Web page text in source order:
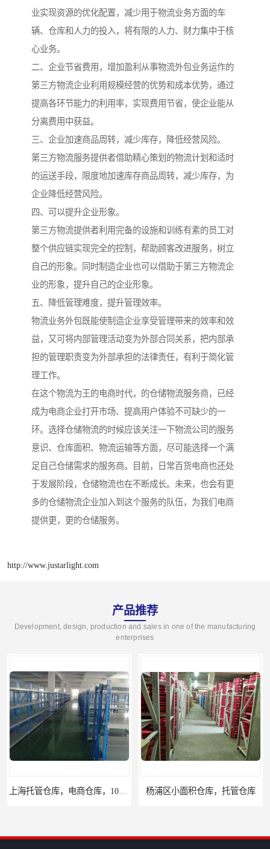
业实现资源的优化配置，减少用于物流业务方面的车
辆、仓库和人力的投入，将有限的人力、财力集中于核
心业务。
二、企业节省费用，增加盈利从事物流外包业务运作的
第三方物流企业利用规模经营的优势和成本优势，通过
提高各环节能力的利用率，实现费用节省，使企业能从
分离费用中获益。
三、企业加速商品周转，减少库存，降低经营风险。
第三方物流服务提供者借助精心策划的物流计划和适时
的运送手段，限度地加速库存商品周转，减少库存，为
企业降低经营风险。
四、可以提升企业形象。
第三方物流提供者利用完备的设施和训练有素的员工对
整个供应链实现完全的控制，帮助顾客改进服务，树立
自己的形象。同时制造企业也可以借助于第三方物流企
业的形象，提升自己的企业形象。
五、降低管理难度，提升管理效率。
物流业务外包既能使制造企业享受管理带来的效率和效
益，又可将内部管理活动变为外部合同关系，把内部承
担的管理职责变为外部承担的法律责任，有利于简化管
理工作。
在这个物流为王的电商时代，的仓储物流服务商，已经
成为电商企业打开市场、提高用户体验不可缺少的一
环。选择仓储物流的时候应该关注一下物流公司的服务
意识、仓库面积、物流运输等方面，尽可能选择一个满
足自己仓储需求的服务商。目前，日常百货电商也还处
于发展阶段，仓储物流也在不断成长。未来，也会有更
多的仓储物流企业加入到这个服务的队伍，为我们电商
提供更，更的仓储服务。
http://www.justarlight.com
产品推荐
Development, design, production and sales in one of the manufacturing
enterprises
杨浦区小面积仓库，托管仓库 上海小面积仓库，全程系统化管理